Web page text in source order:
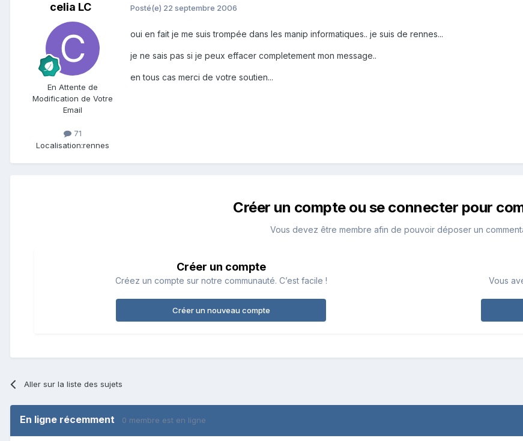
celia LC
En Attente de
Modification de Votre
Email
71
Localisation:rennes
Posté(e) 22 septembre 2006
oui en fait je me suis trompée dans les manip informatiques.. je suis de rennes...
je ne sais pas si je peux effacer completement mon message..
en tous cas merci de votre soutien...
Créer un compte ou se connecter pour
Vous devez être membre afin de pouvoir déposer un
Créer un compte
Créez un compte sur notre communauté. C’est facile !
Créer un nouveau compte
Vous
Aller sur la liste des sujets
En ligne récemment 0 membre est en ligne